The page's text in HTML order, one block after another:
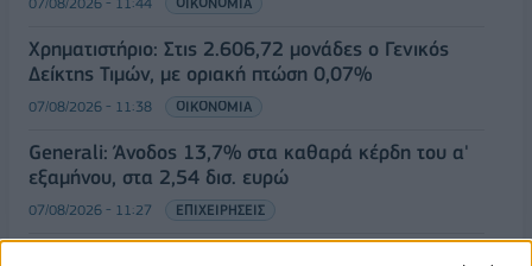
Χρηματιστήριο: Στις 2.606,72 μονάδες ο Γενικός
Δείκτης Τιμών, με οριακή πτώση 0,07%
07/08/2026 - 11:38 ΟΙΚΟΝΟΜΙΑ
Generali: Άνοδος 13,7% στα καθαρά κέρδη του α'
εξαμήνου, στα 2,54 δισ. ευρώ
07/08/2026 - 11:27 ΕΠΙΧΕΙΡΗΣΕΙΣ